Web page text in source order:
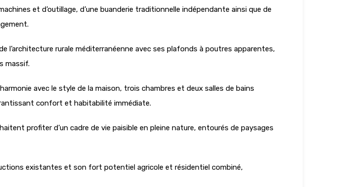
et d’outillage, d’une buanderie traditionnelle indépendante ainsi que de
l’architecture rurale méditerranéenne avec ses plafonds à poutres apparentes,
massif.
avec le style de la maison, trois chambres et deux salles de bains
confort et habitabilité immédiate.
profiter d’un cadre de vie paisible en pleine nature, entourés de paysages
existantes et son fort potentiel agricole et résidentiel combiné,